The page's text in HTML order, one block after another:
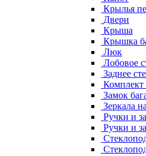
Крылья
Двери
Крыша
Крышка
Люк
Лобовое
Заднее
Комплект
Замок
Зеркала
Ручки и
Ручки и